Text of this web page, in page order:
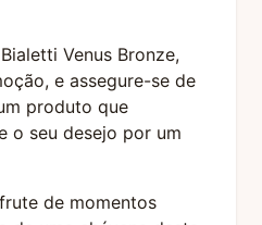
Venus Bronze,
e assegure-se de
produto que
o seu desejo por um
de momentos